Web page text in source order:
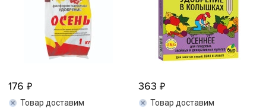
176
Товар доставим
363
Товар доставим